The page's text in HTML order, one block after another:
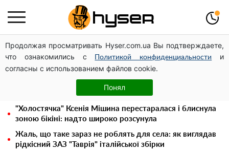
Продолжая просматривать Hyser.com.ua Вы подтверждаете,
что ознакомились с
Политикой конфиденциальности
и
согласны с использованием файлов cookie.
Понял
Українська авіатранспортна асоціація звернулася до
Мінфіну із закликом уніфікувати оподаткування
авіалізингу
Місяць без світла, лютий холод та комунальні платежі
на тисячі гривень: народ "ламають" у відключення
"Холостячка" Ксенія Мішина перестаралася і блиснула
зоною бікіні: надто широко розсунула
Жаль, що таке зараз не роблять для села: як виглядав
рідкісний ЗАЗ "Таврія" італійської збірки